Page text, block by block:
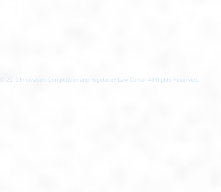
© 2010 Innovation, Competition and Regulation Law Center All Rights Reserved.